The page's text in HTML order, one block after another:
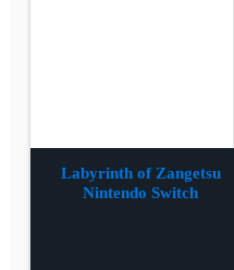
Labyrinth of Zangetsu
Nintendo Switch